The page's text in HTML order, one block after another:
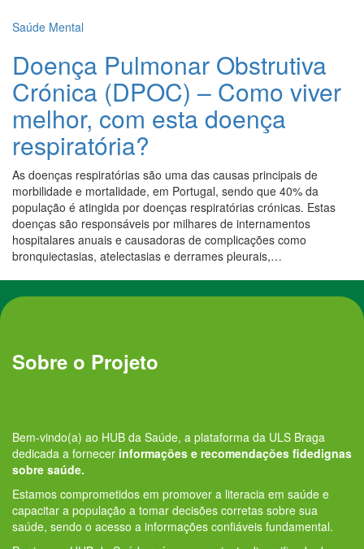
Saúde Mental
Doença Pulmonar Obstrutiva
Crónica (DPOC) – Como viver
melhor, com esta doença
respiratória?
As doenças respiratórias são uma das causas principais de
morbilidade e mortalidade, em Portugal, sendo que 40% da
população é atingida por doenças respiratórias crónicas. Estas
doenças são responsáveis por milhares de internamentos
hospitalares anuais e causadoras de complicações como
bronquiectasias, atelectasias e derrames pleurais,…
Sobre o Projeto
Bem-vindo(a) ao HUB da Saúde, a plataforma da ULS Braga
dedicada a fornecer informações e recomendações fidedignas
sobre saúde.
Estamos comprometidos em promover a literacia em saúde e
capacitar a população a tomar decisões corretas sobre sua
saúde, sendo o acesso a informações confiáveis fundamental.